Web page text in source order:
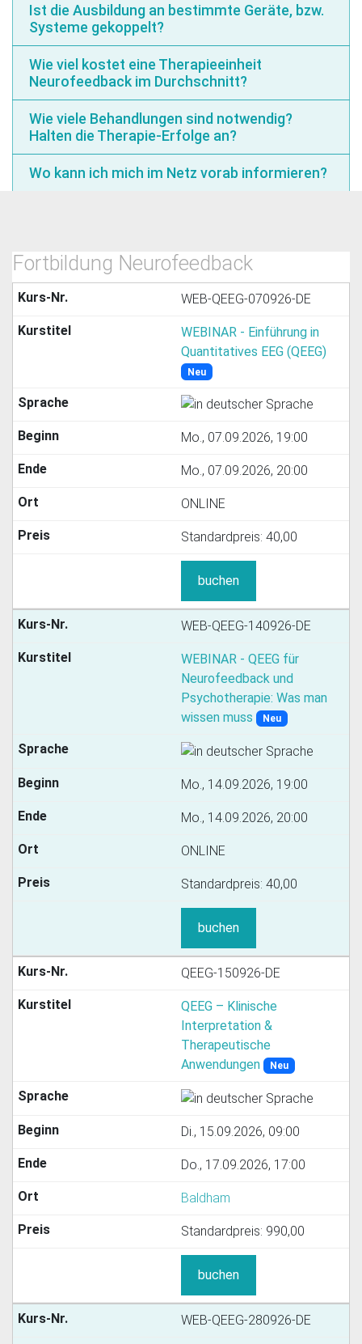
Ist die Ausbildung an bestimmte Geräte, bzw.
Systeme gekoppelt?
Wie viel kostet eine Therapieeinheit
Neurofeedback im Durchschnitt?
Wie viele Behandlungen sind notwendig?
Halten die Therapie-Erfolge an?
Wo kann ich mich im Netz vorab informieren?
Fortbildung Neurofeedback
WEB-QEEG-070926-DE
WEBINAR - Einführung in
Quantitatives EEG (QEEG)
Neu
Mo., 07.09.2026, 19:00
Mo., 07.09.2026, 20:00
ONLINE
Standardpreis: 40,00
buchen
WEB-QEEG-140926-DE
WEBINAR - QEEG für
Neurofeedback und
Psychotherapie: Was man
wissen muss
Neu
Mo., 14.09.2026, 19:00
Mo., 14.09.2026, 20:00
ONLINE
Standardpreis: 40,00
buchen
QEEG-150926-DE
QEEG – Klinische
Interpretation &
Therapeutische
Anwendungen
Neu
Di., 15.09.2026, 09:00
Do., 17.09.2026, 17:00
Baldham
Standardpreis: 990,00
buchen
WEB-QEEG-280926-DE